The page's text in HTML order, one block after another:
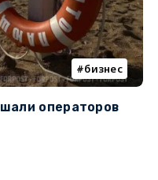
бизнес
операторов